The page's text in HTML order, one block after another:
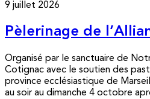
9 juillet 2026
Pèlerinage de
Organisé par le sanctuaire de
Cotignac avec le soutien des
province ecclésiastique de
au soir au dimanche 4 octobre